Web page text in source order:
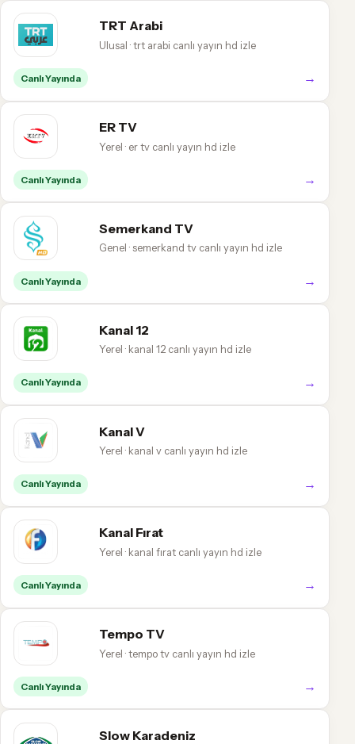
TRT Arabi
Ulusal · trt arabi canlı yayın hd izle
Canlı Yayında →
ER TV
Yerel · er tv canlı yayın hd izle
Canlı Yayında →
Semerkand TV
Genel · semerkand tv canlı yayın hd izle
Canlı Yayında →
Kanal 12
Yerel · kanal 12 canlı yayın hd izle
Canlı Yayında →
Kanal V
Yerel · kanal v canlı yayın hd izle
Canlı Yayında →
Kanal Fırat
Yerel · kanal fırat canlı yayın hd izle
Canlı Yayında →
Tempo TV
Yerel · tempo tv canlı yayın hd izle
Canlı Yayında →
Slow Karadeniz